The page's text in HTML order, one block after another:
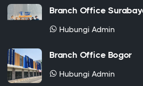
Hubungi Admin
Branch Office Surabaya
Hubungi Admin
Branch Office Bogor